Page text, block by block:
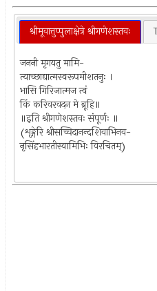
श्रीमूवात्तुप्पुलाक्षेत्रे श्रीगणेशस्तवः
जननी मृगयतु मामि-
त्याच्छाद्यात्मस्वरूपमीशतनुः ।
भासि गिरिजात्मज त्वं
किं करिवरवदन मे ब्रूहि॥
॥इति श्रीगणेशस्तवः संपूर्णः ॥
(शृङ्गेरि श्रीसच्चिदानन्दशिवाभिनव-
नृसिंहभारतीस्वामिभिः विरचितम्)